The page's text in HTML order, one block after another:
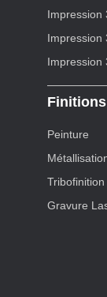
Impression
Impression
Impression
Peinture
Tribofinition
Gravure